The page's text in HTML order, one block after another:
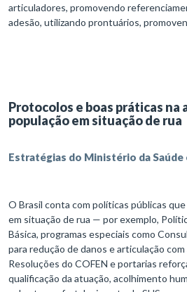
articuladores, promovendo
adesão, utilizando prontuários,
Protocolos e boas práticas na
população em situação de rua
Estratégias do Ministério da
O Brasil conta com políticas públicas
em situação de rua — por exemplo,
Básica, programas especiais como
para redução de danos e articulação
Resoluções do COFEN e portarias
qualificação da atuação, acolhimento